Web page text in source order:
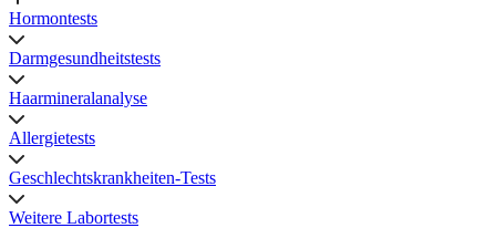
Hormontests
Darmgesundheitstests
Haarmineralanalyse
Allergietests
Geschlechtskrankheiten-Tests
Weitere Labortests